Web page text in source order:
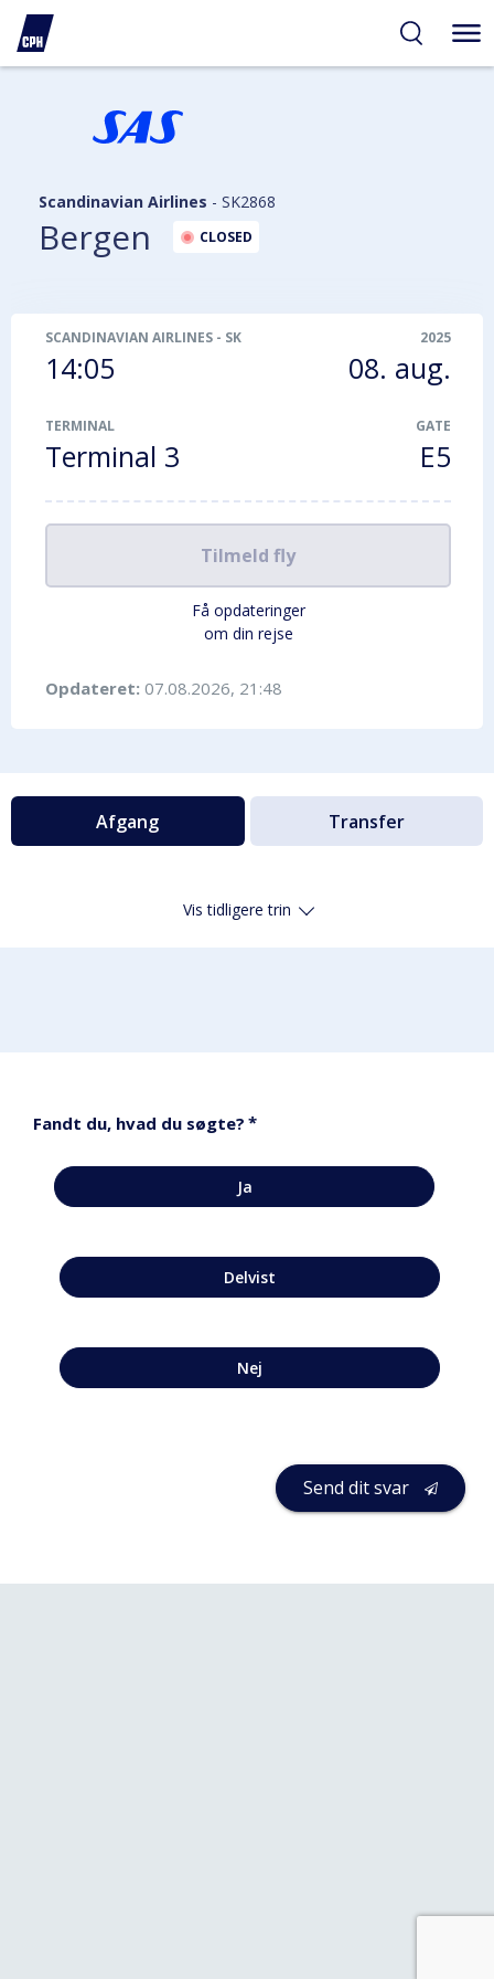
Scandinavian Airlines - SK2868
Bergen CLOSED
SCANDINAVIAN AIRLINES - SK2868
14:05
2025
08. aug.
TERMINAL
Terminal 3
GATE
E5
Tilmeld fly
Få opdateringer
om din rejse
Opdateret: 07.08.2026, 21:48
Afgang Transfer
Vis tidligere trin
Fandt du, hvad du søgte? *
Ja
Delvist
Nej
Send dit svar